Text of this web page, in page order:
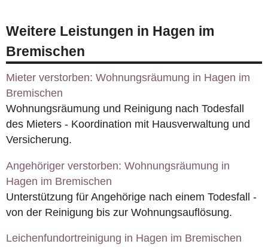
Weitere Leistungen in Hagen im
Bremischen
Mieter verstorben: Wohnungsräumung in Hagen im
Bremischen
Wohnungsräumung und Reinigung nach Todesfall
des Mieters - Koordination mit Hausverwaltung und
Versicherung.
Angehöriger verstorben: Wohnungsräumung in
Hagen im Bremischen
Unterstützung für Angehörige nach einem Todesfall -
von der Reinigung bis zur Wohnungsauflösung.
Leichenfundortreinigung in Hagen im Bremischen